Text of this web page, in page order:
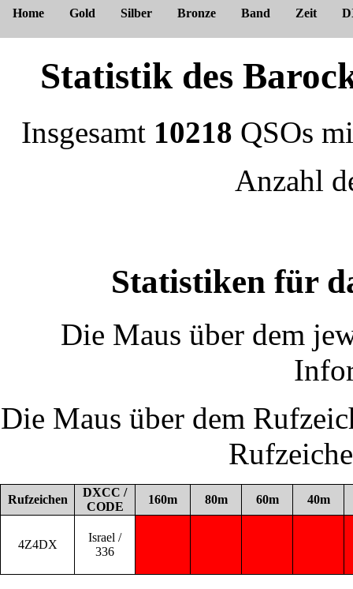
Home Gold Silber Bronze Band Zeit
Statistik des
Insgesamt 10218 QSOs
Anzahl
Statistiken für
Die Maus über dem
Die Maus über dem
Rufzeichen
DXCC /
CODE
160m 80m 60m 40m
4Z4DX
Israel /
336